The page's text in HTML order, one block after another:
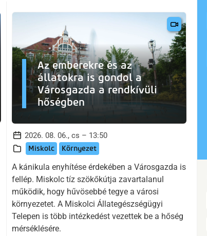
Az emberekre és az
állatokra is gondol a
Városgazda a rendkívüli
hőségben
2026. 08. 06., cs – 13:50
Miskolc Környezet
A kánikula enyhítése érdekében a Városgazda is
fellép. Miskolc tíz szökőkútja zavartalanul
működik, hogy hűvösebbé tegye a városi
környezetet. A Miskolci Állategészségügyi
Telepen is több intézkedést vezettek be a hőség
mérséklésére.